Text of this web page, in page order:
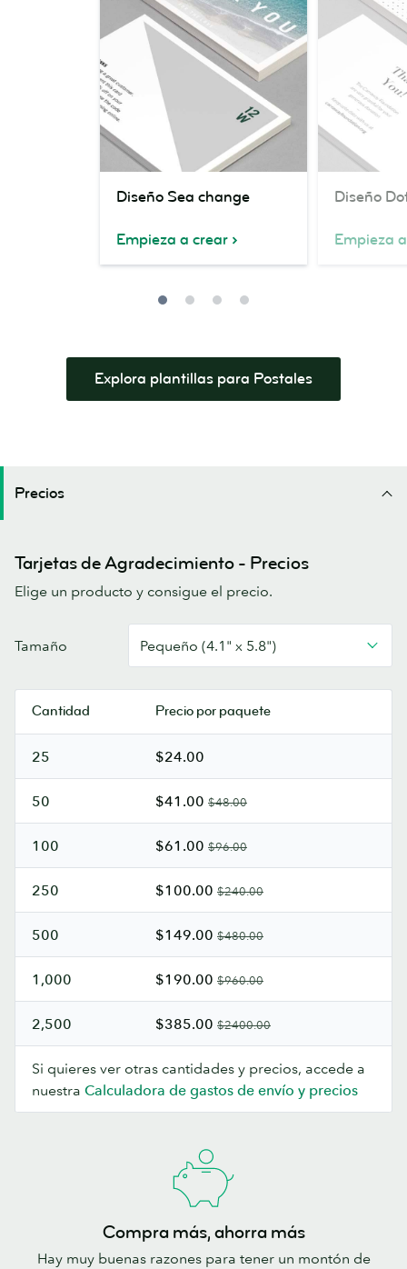
SeaDiseño Sea change
Empieza a crear
DotDiseño
Empieza
Explora plantillas para Postales
Precios
Tarjetas de Agradecimiento - Precios
Elige un producto y consigue el precio.
de
Tamaño Pequeño (4.1" x 5.8")
Cantidad Precio por paquete
25 $24.00
50 $41.00 $48.00
100 $61.00 $96.00
250 $100.00 $240.00
500 $149.00 $480.00
1,000 $190.00 $960.00
2,500 $385.00 $2400.00
Si quieres ver otras cantidades y precios, accede a
nuestra Calculadora de gastos de envío y precios
Compra más, ahorra más
Hay muy buenas razones para tener un montón de